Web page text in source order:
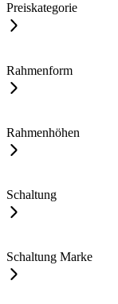
Preiskategorie
Rahmenform
Rahmenhöhen
Schaltung
Schaltung Marke